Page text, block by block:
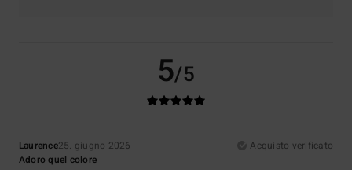
5/5
Laurence25. giugno 2026
Acquisto verificato
Adoro quel colore